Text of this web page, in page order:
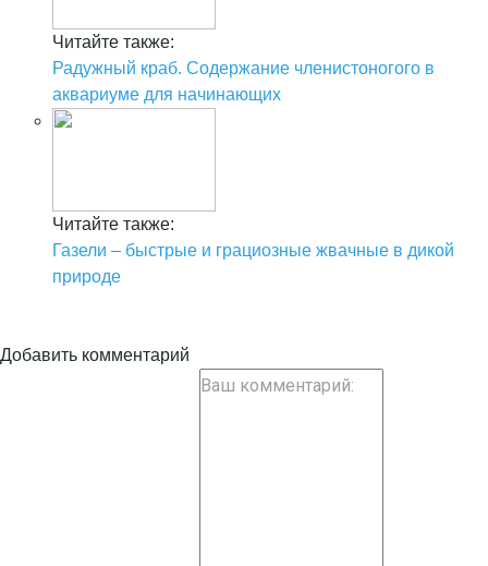
Читайте также:
Радужный краб. Содержание членистоногого в
аквариуме для начинающих
Читайте также:
Газели – быстрые и грациозные жвачные в дикой
природе
Добавить комментарий